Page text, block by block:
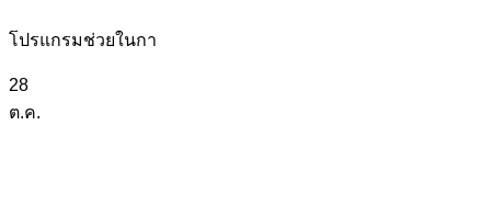
โปรแกรมช่วยในกา
28
ต.ค.